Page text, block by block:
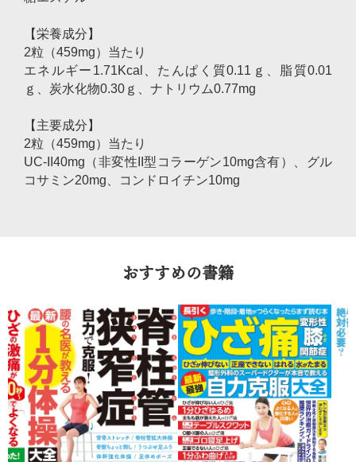
【栄養成分】
2粒（459mg）当たり
エネルギー1.71Kcal、たんぱく質0.11ｇ、脂質0.01
ｇ、炭水化物0.30ｇ、ナトリウム0.77mg
【主要成分】
2粒（459mg）当たり
UC-II40mg（非変性II型コラーゲン10mg含有）、グル
コサミン20mg、コンドロイチン10mg
おすすめの書籍